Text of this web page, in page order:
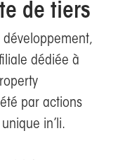
de tiers
dédiée à
par actions
in’li.